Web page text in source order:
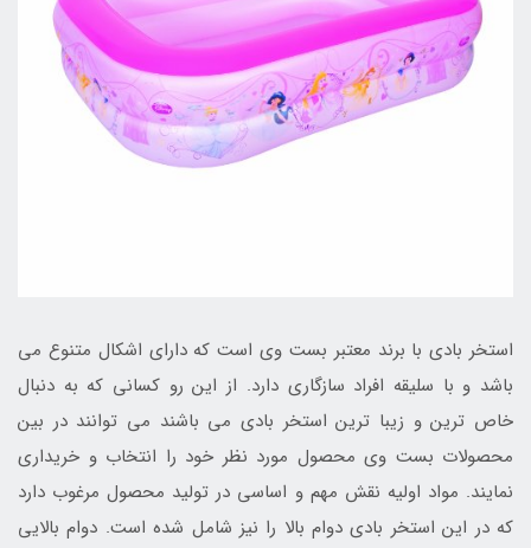
استخر بادی با برند معتبر بست وی است که دارای اشکال متنوع می
باشد و با سلیقه افراد سازگاری دارد. از این رو کسانی که به دنبال
خاص ترین و زیبا ترین استخر بادی می باشند می توانند در بین
محصولات بست وی محصول مورد نظر خود را انتخاب و خریداری
نمایند. مواد اولیه نقش مهم و اساسی در تولید محصول مرغوب دارد
که در این استخر بادی دوام بالا را نیز شامل شده است. دوام بالایی